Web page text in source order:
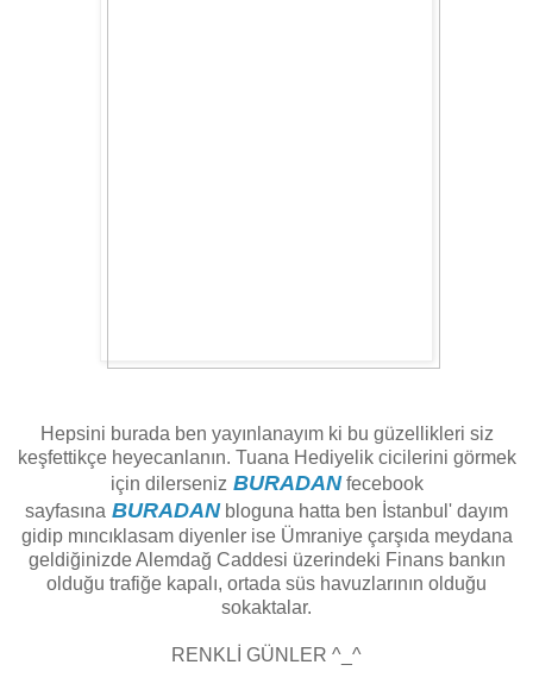
Hepsini burada ben yayınlanayım ki bu güzellikleri siz
keşfettikçe heyecanlanın. Tuana Hediyelik cicilerini görmek
için dilerseniz BURADANfecebook
sayfasına BURADAN bloguna hatta ben İstanbul' dayım
gidip mıncıklasam diyenler ise Ümraniye çarşıda meydana
geldiğinizde Alemdağ Caddesi üzerindeki Finans bankın
olduğu trafiğe kapalı, ortada süs havuzlarının olduğu
sokaktalar.
RENKLİ GÜNLER ^_^